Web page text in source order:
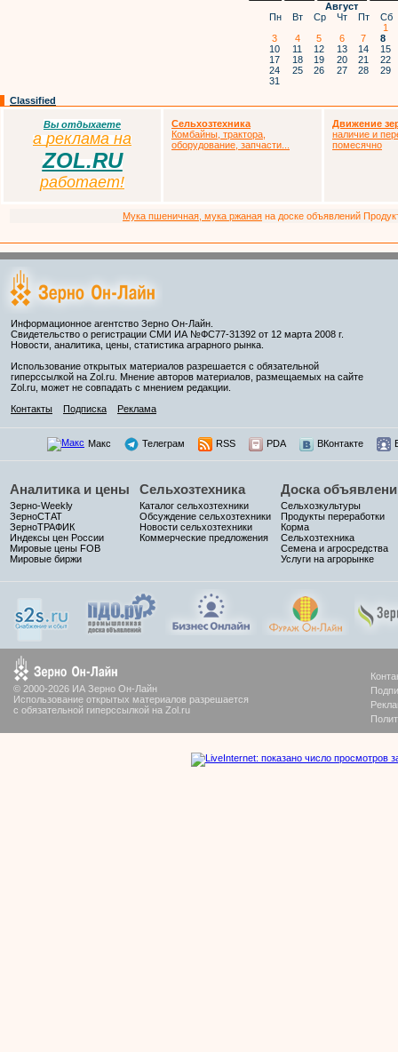
Август
Пн
Вт Ср Чт Пт Сб
1
3
4 5 6 7 8
10
11 12 13 14 15
17
18 19 20 21 22
24
25 26 27 28 29
31
Classified
Вы отдыхаете
а реклама на
ZOL.RU
работает!
Сельхозтехника
Комбайны, трактора,
оборудование, запчасти...
Движение
наличие и
помесячно
Мука пшеничная, мука ржаная на доске объявлений
Информационное агентство Зерно Он-Лайн.
Свидетельство о регистрации СМИ ИА №ФС77-31392 от 12 марта 2008 г.
Новости, аналитика, цены, статистика аграрного рынка.
Использование открытых материалов разрешается с обязательной
гиперссылкой на Zol.ru. Мнение авторов материалов, размещаемых на сайте
Zol.ru, может не совпадать с мнением редакции.
Контакты
Подписка Реклама
Макс Телеграм RSS PDA ВКонтакте
Аналитика и цены
Зерно-Weekly
ЗерноСТАТ
ЗерноТРАФИК
Индексы цен России
Мировые цены FOB
Мировые биржи
Сельхозтехника
Каталог сельхозтехники
Обсуждение сельхозтехники
Новости сельхозтехники
Коммерческие предложения
Доска
Сельхозкультуры
Продукты переработки
Корма
Сельхозтехника
Семена и агросредства
Услуги на агрорынке
© 2000-2026 ИА Зерно Он-Лайн
Использование открытых материалов разрешается
с обязательной гиперссылкой на Zol.ru